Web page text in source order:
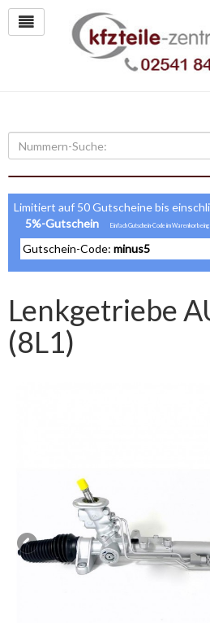
Limitiert auf 50 Gutscheine bis
5%-Gutschein
Gutschein-Code: minus5
Lenkgetriebe
(8L1)